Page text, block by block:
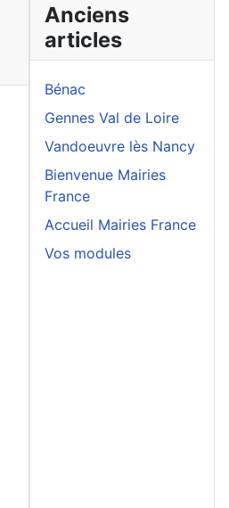
Anciens
articles
Bénac
Gennes Val de Loire
Vandoeuvre lès Nancy
Bienvenue Mairies
France
Accueil Mairies France
Vos modules